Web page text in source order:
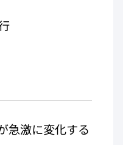
急激に変化する